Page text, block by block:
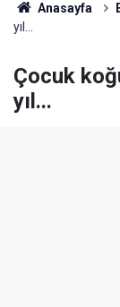
Anasayfa
yıl...
Çocuk
yıl...